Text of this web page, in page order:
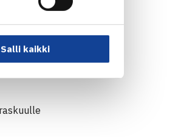
Salli kaikki
TE14
leiriä.
kilpailun